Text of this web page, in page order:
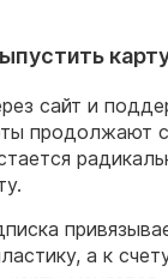
сайт и
продолжают
а к